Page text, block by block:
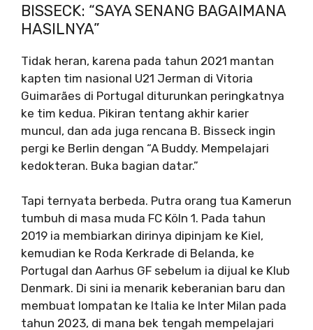
BISSECK: “SAYA SENANG BAGAIMANA
HASILNYA”
Tidak heran, karena pada tahun 2021 mantan
kapten tim nasional U21 Jerman di Vitoria
Guimarães di Portugal diturunkan peringkatnya
ke tim kedua. Pikiran tentang akhir karier
muncul, dan ada juga rencana B. Bisseck ingin
pergi ke Berlin dengan “A Buddy. Mempelajari
kedokteran. Buka bagian datar.”
Tapi ternyata berbeda. Putra orang tua Kamerun
tumbuh di masa muda FC Köln 1. Pada tahun
2019 ia membiarkan dirinya dipinjam ke Kiel,
kemudian ke Roda Kerkrade di Belanda, ke
Portugal dan Aarhus GF sebelum ia dijual ke Klub
Denmark. Di sini ia menarik keberanian baru dan
membuat lompatan ke Italia ke Inter Milan pada
tahun 2023, di mana bek tengah mempelajari